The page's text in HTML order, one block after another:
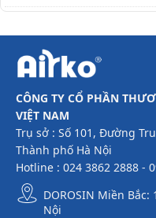
CÔNG TY CỔ PHẦN
VIỆT NAM
Trụ sở : Số 101, Đường
Thành phố Hà Nội
Hotline : 024 3862 2888 -
DOROSIN Miền
Nội